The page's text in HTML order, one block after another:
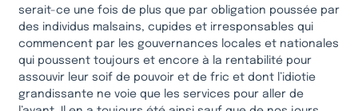
serait-ce une fois de plus que par obligation poussée par
des individus malsains, cupides et irresponsables qui
commencent par les gouvernances locales et nationales
qui poussent toujours et encore à la rentabilité pour
assouvir leur soif de pouvoir et de fric et dont l’idiotie
grandissante ne voie que les services pour aller de